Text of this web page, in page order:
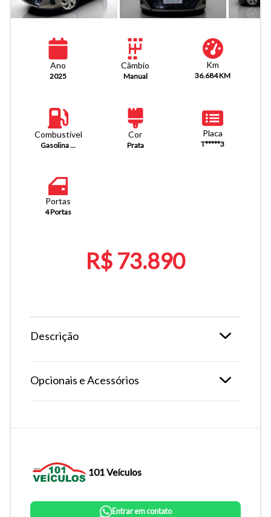
Ano
2025
Câmbio
Manual
Km
36.684 KM
Combustível
Gasolina ...
Cor
Prata
Placa
T*****3
Portas
4 Portas
R$ 73.890
Descrição
Opcionais e Acessórios
101 Veículos
Entrar em contato